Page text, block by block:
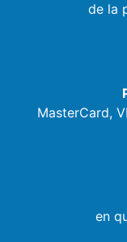
de la
MasterCard,
en